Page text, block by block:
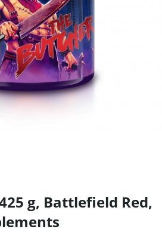
g, Battlefield Red,